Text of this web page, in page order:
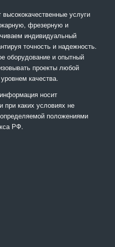
услуги
фрезерную и
индивидуальный
точность и надежность.
оборудование и опытный
проекты любой
качества.
носит
при каких условиях не
положениями
РФ.